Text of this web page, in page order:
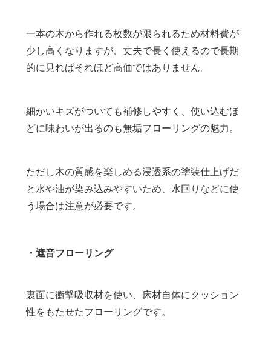
一本の木から作れる枚数が限られるため材料費が
少し高くなりますが、丈夫で長く使えるので長期
的に見ればそれほど高価ではありません。
細かいキズがついても補修しやすく、使い込むほ
どに味わいが出るのも無垢フローリングの魅力。
ただし木の質感を楽しめる浸透系の塗装仕上げだ
と水や油が染み込みやすいため、水回りなどに使
う場合は注意が必要です。
・遮音フローリング
裏面に衝撃吸収材を使い、床材自体にクッション
性をもたせたフローリングです。